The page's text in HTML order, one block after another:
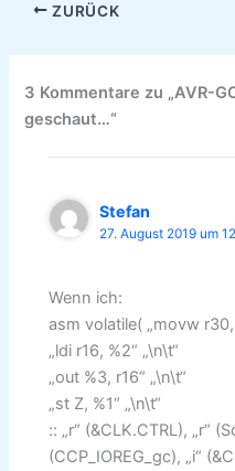
ZURÜCK
3 Kommentare zu „AVR-
geschaut…“
Stefan
27. August 2019 um
Wenn ich:
asm volatile( „movw r30,
„ldi r16, %2“ „\n\t“
„out %3, r16“ „\n\t“
„st Z, %1“ „\n\t“
:: „r“ (&CLK.CTRL), „r“
(CCP_IOREG_gc), „i“